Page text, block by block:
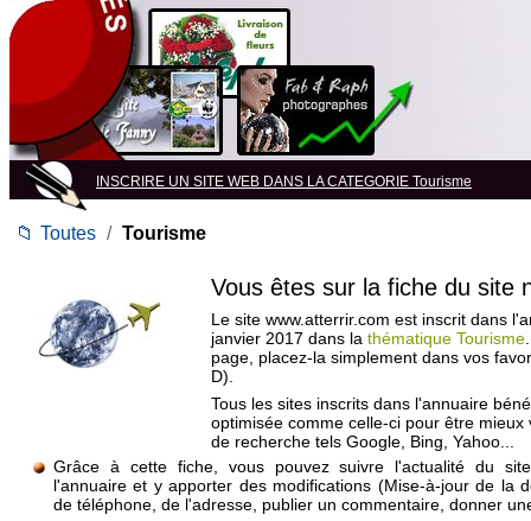
INSCRIRE UN SITE WEB DANS LA CATEGORIE Tourisme
📁 Toutes / Tourisme
Vous êtes sur la fiche du site
Le site www.atterrir.com est inscrit dans
janvier 2017 dans la thématique Tourisme
page, placez-la simplement dans vos
D).
Tous les sites inscrits dans l'annuaire
optimisée comme celle-ci pour être mieux
de recherche tels Google, Bing, Yahoo...
Grâce à cette fiche, vous pouvez suivre l'actualité du
l'annuaire et y apporter des modifications (Mise-à-jour de la
de téléphone, de l'adresse, publier un commentaire, donner